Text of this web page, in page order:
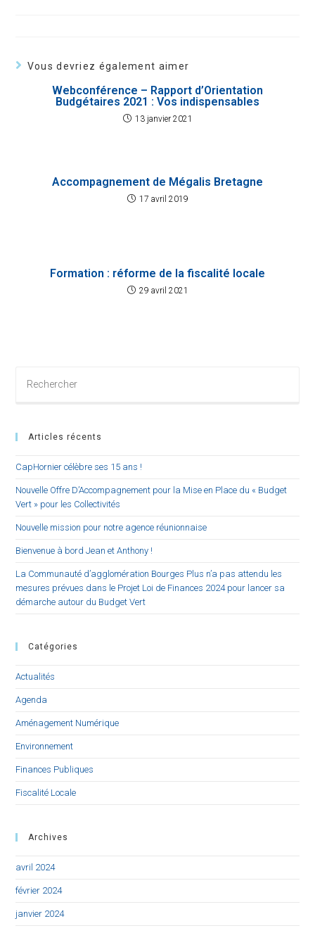
Vous devriez également aimer
Webconférence – Rapport d’Orientation
Budgétaires 2021 : Vos indispensables
13 janvier 2021
Accompagnement de Mégalis Bretagne
17 avril 2019
Formation : réforme de la fiscalité locale
29 avril 2021
sur
Articles récents
CapHornier célèbre ses 15 ans !
Nouvelle Offre D’Accompagnement pour la Mise en Place du « Budget
Vert » pour les Collectivités
Nouvelle mission pour notre agence réunionnaise
Bienvenue à bord Jean et Anthony !
La Communauté d’agglomération Bourges Plus n’a pas attendu les
mesures prévues dans le Projet Loi de Finances 2024 pour lancer sa
démarche autour du Budget Vert
Catégories
Actualités
Agenda
Aménagement Numérique
Environnement
Finances Publiques
Fiscalité Locale
Archives
avril 2024
février 2024
janvier 2024